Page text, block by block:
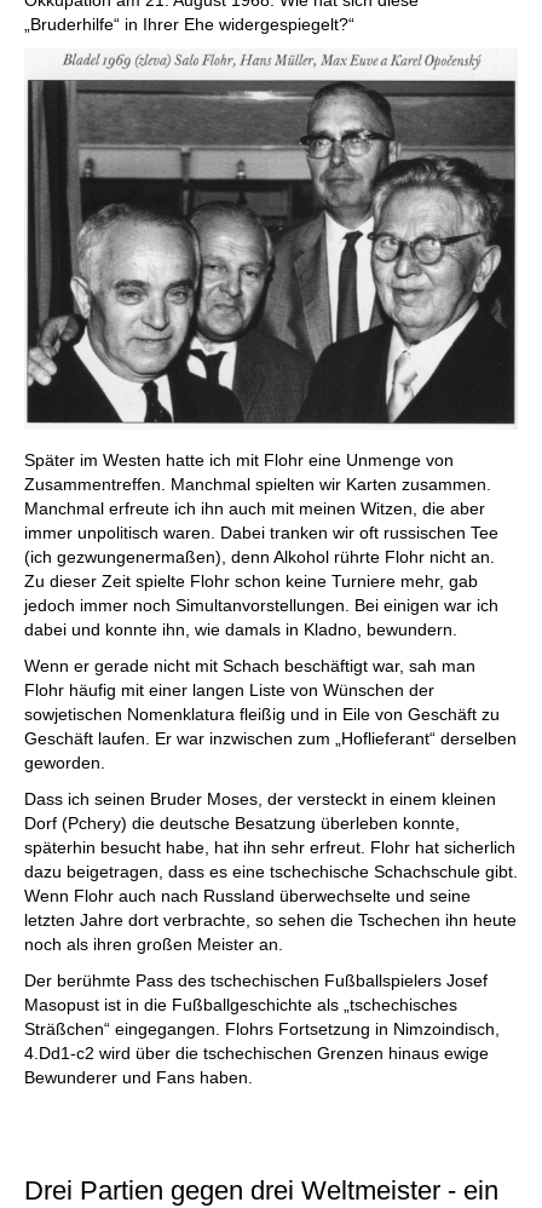
„Bruderhilfe“ in Ihrer Ehe widergespiegelt?“
Später im Westen hatte ich mit Flohr eine Unmenge von
Zusammentreffen. Manchmal spielten wir Karten zusammen.
Manchmal erfreute ich ihn auch mit meinen Witzen, die aber
immer unpolitisch waren. Dabei tranken wir oft russischen Tee
(ich gezwungenermaßen), denn Alkohol rührte Flohr nicht an.
Zu dieser Zeit spielte Flohr schon keine Turniere mehr, gab
jedoch immer noch Simultanvorstellungen. Bei einigen war ich
dabei und konnte ihn, wie damals in Kladno, bewundern.
Wenn er gerade nicht mit Schach beschäftigt war, sah man
Flohr häufig mit einer langen Liste von Wünschen der
sowjetischen Nomenklatura fleißig und in Eile von Geschäft zu
Geschäft laufen. Er war inzwischen zum „Hoflieferant“ derselben
geworden.
Dass ich seinen Bruder Moses, der versteckt in einem kleinen
Dorf (Pchery) die deutsche Besatzung überleben konnte,
späterhin besucht habe, hat ihn sehr erfreut. Flohr hat sicherlich
dazu beigetragen, dass es eine tschechische Schachschule gibt.
Wenn Flohr auch nach Russland überwechselte und seine
letzten Jahre dort verbrachte, so sehen die Tschechen ihn heute
noch als ihren großen Meister an.
Der berühmte Pass des tschechischen Fußballspielers Josef
Masopust ist in die Fußballgeschichte als „tschechisches
Sträßchen“ eingegangen. Flohrs Fortsetzung in Nimzoindisch,
4.Dd1-c2 wird über die tschechischen Grenzen hinaus ewige
Bewunderer und Fans haben.
Drei Partien gegen drei Weltmeister - ein